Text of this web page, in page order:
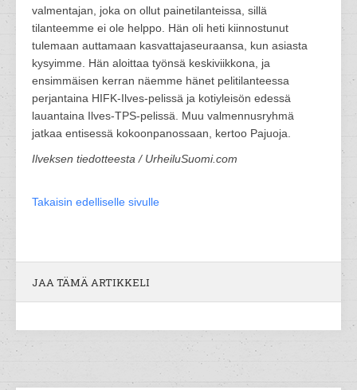
valmentajan, joka on ollut painetilanteissa, sillä
tilanteemme ei ole helppo. Hän oli heti kiinnostunut
tulemaan auttamaan kasvattajaseuraansa, kun asiasta
kysyimme. Hän aloittaa työnsä keskiviikkona, ja
ensimmäisen kerran näemme hänet pelitilanteessa
perjantaina HIFK-Ilves-pelissä ja kotiyleisön edessä
lauantaina Ilves-TPS-pelissä. Muu valmennusryhmä
jatkaa entisessä kokoonpanossaan, kertoo Pajuoja.
Ilveksen tiedotteesta / UrheiluSuomi.com
Takaisin edelliselle sivulle
JAA TÄMÄ ARTIKKELI